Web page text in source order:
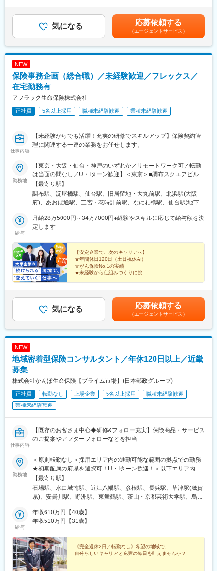
変更の範囲：会社の定める業務
■フレックス・在宅勤務あり
気になる 応募依頼する
（エージェントサービス）
NEW
保険事務企画（総合職）／未経験歓迎／フレックス／
在宅勤務有
アフラック生命保険株式会社
正社員 5名以上採用 職種未経験歓迎 業種未経験歓迎
仕事内容
【未経験からでも活躍！充実の研修でスキルアップ】保険契約管
理に関連する一連の業務をお任せします。
勤務地
【東京・大阪・仙台・神戸のいずれか／リモートワーク可／転勤
は当面の間なし／U・Iターン歓迎】＜東京＞■調布スクエアビル東
京都調布市小島町2-33-2◎京王線・京王相模原線「調布駅」より
徒歩1分■調布サウスゲートビル東京都調布市小島町2-48-26◎京
王線・京王相模原線「調布駅」より徒歩1分＜大阪＞■淀屋橋フレ
鉄御堂筋線「淀屋橋駅」より徒歩3分■淀屋橋センタービル大阪府
大阪市中央区高麗橋3-4-10◎京阪本線・地下鉄御堂筋線「淀屋橋
1◎JR「仙台駅」より徒歩3分＜神戸＞■クリエイト神戸兵庫県神
戸市中央区京町80◎神戸市営地下鉄海岸線「三宮・花時計前駅」
より徒歩4分※初期配属地確約総合職採用のため、将来的な配置転
換や全国転勤の可能性があります。一都三県以外の配属の場合、
別途転勤手当（4万円～6万円/月）の支給があります。※受動喫煙
【最寄り駅】
調布駅、淀屋橋駅、仙台駅、旧居留地・大丸前駅、北浜駅(大阪
府)、あおば通駅、三宮・花時計前駅、なにわ橋駅、仙台駅(地下
給与
月給28万5000円～34万7000円※経験やスキルに応じて給与額を決
定します
【安定企業で、次のキャリアへ】
★年間休日120日（土日祝休み）
☆がん保険No.1の実績
★未経験から仕組みづくりに挑戦
気になる 応募依頼する
（エージェントサービス）
NEW
地域密着型保険コンサルタント／年休120日以上／近畿
募集
株式会社かんぽ生命保険【プライム市場】(日本郵政グループ)
正社員 転勤なし 上場企業 5名以上採用
職種未経験歓迎
業種未経験歓迎
仕事内容
【既存のお客さま中心◆研修&フォロー充実】保険商品・サービス
のご提案やアフターフォローなどを担当
勤務地
＜原則転勤なし＞採用エリア内の通勤可能な範囲の拠点での勤務
★初期配属の府県を選択可！U・Iターン歓迎！＜以下エリア内の
郵便局内に設置されたかんぽサービス部＞■近畿エリア：滋賀県、
京都府、大阪府、兵庫県、奈良県、和歌山県※基本的にスクーター
またはバイク、一部エリアは車で営業※配属先のかんぽサービス部
ー等での育成プログラムに参加 育児等の家庭事情があり、参加
が難しい場合はリモートプログラムとなります■受動喫煙対策：屋
【最寄り駅】
石場駅、水口城南駅、近江八幡駅、彦根駅、長浜駅、草津駅(滋賀
県)、安曇川駅、野洲駅、東舞鶴駅、茶山・京都芸術大学駅、烏丸
京都駅、伏見駅(京都府)、西木津駅、ＪＲ小倉駅、西向日駅、車折
神社駅、駒川中野駅、我孫子町駅、四天王寺前夕陽ケ丘駅、今福
線)、十三駅、岸里駅、桃谷駅、高槻駅、茨木駅、吹田駅(阪急
線)、箕面駅、池田駅(大阪府)、服部天神駅、泉佐野駅、深井駅、
泉大津駅、和泉中央駅、堺東駅、岸和田駅、新金岡駅、河内永和
駅、寝屋川市駅、八尾駅、住道駅、富田林西口駅、守口市駅、枚
給与
年収610万円【40歳】
年収510万円【31歳】
《完全週休2日／転勤なし》希望の地域で、
自分らしいキャリアと充実の毎日を叶えませんか？